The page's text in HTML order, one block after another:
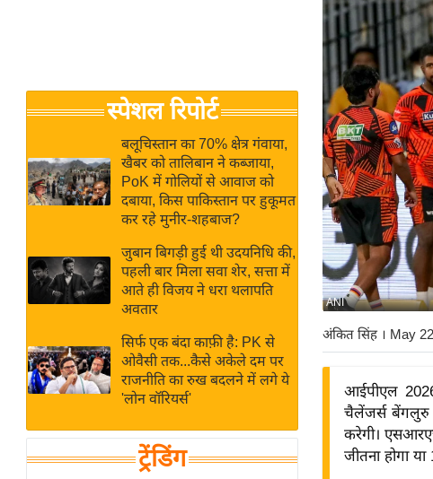
Breaking
News in
Hindi
Hindi
Videos
जगत
राय
बजट
IPL
2026
ई-पेपर
मिसाल बेमिसाल
शख्सियत
यंग इंडिया
साहित्य जगत
स्पेशल रिपोर्ट
बलूचिस्तान का 70% क्षेत्र गंवाया,
खैबर को तालिबान ने कब्जाया,
PoK में गोलियों से आवाज को
दबाया, किस पाकिस्तान पर हुकूमत
कर रहे मुनीर-शहबाज?
जुबान बिगड़ी हुई थी उदयनिधि की,
पहली बार मिला सवा शेर, सत्ता में
आते ही विजय ने धरा थलापति
अवतार
सिर्फ एक बंदा काफ़ी है: PK से
ओवैसी तक...कैसे अकेले दम पर
राजनीति का रुख बदलने में लगे ये
'लोन वॉरियर्स'
ट्रेंडिंग
ANI
अंकित सिंह। May
आईपीएल
चैलेंजर्स बेंगलुरु
करेगी।
जीतना होगा